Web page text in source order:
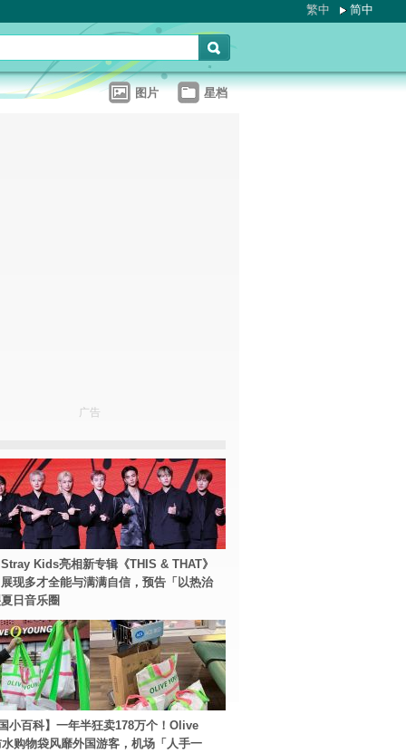
繁中 简中
图片 星档
广告
Kids亮相新专辑《THIS & THAT》
现多才全能与满满自信，预告「以热治
日音乐圈
小百科】一年半狂卖178万个！Olive
购物袋风靡外国游客，机场「人手一